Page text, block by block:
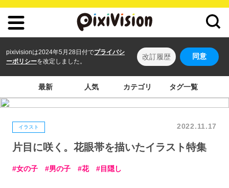
pixivisionは2024年5月28日付でプライバシ
ーポリシーを改定しました。
改訂履歴 同意
最新 人気 カテゴリ タグ一覧
イラスト 2022.11.17
片目に咲く。花眼帯を描いたイラスト特集
女の子 男の子 花 目隠し